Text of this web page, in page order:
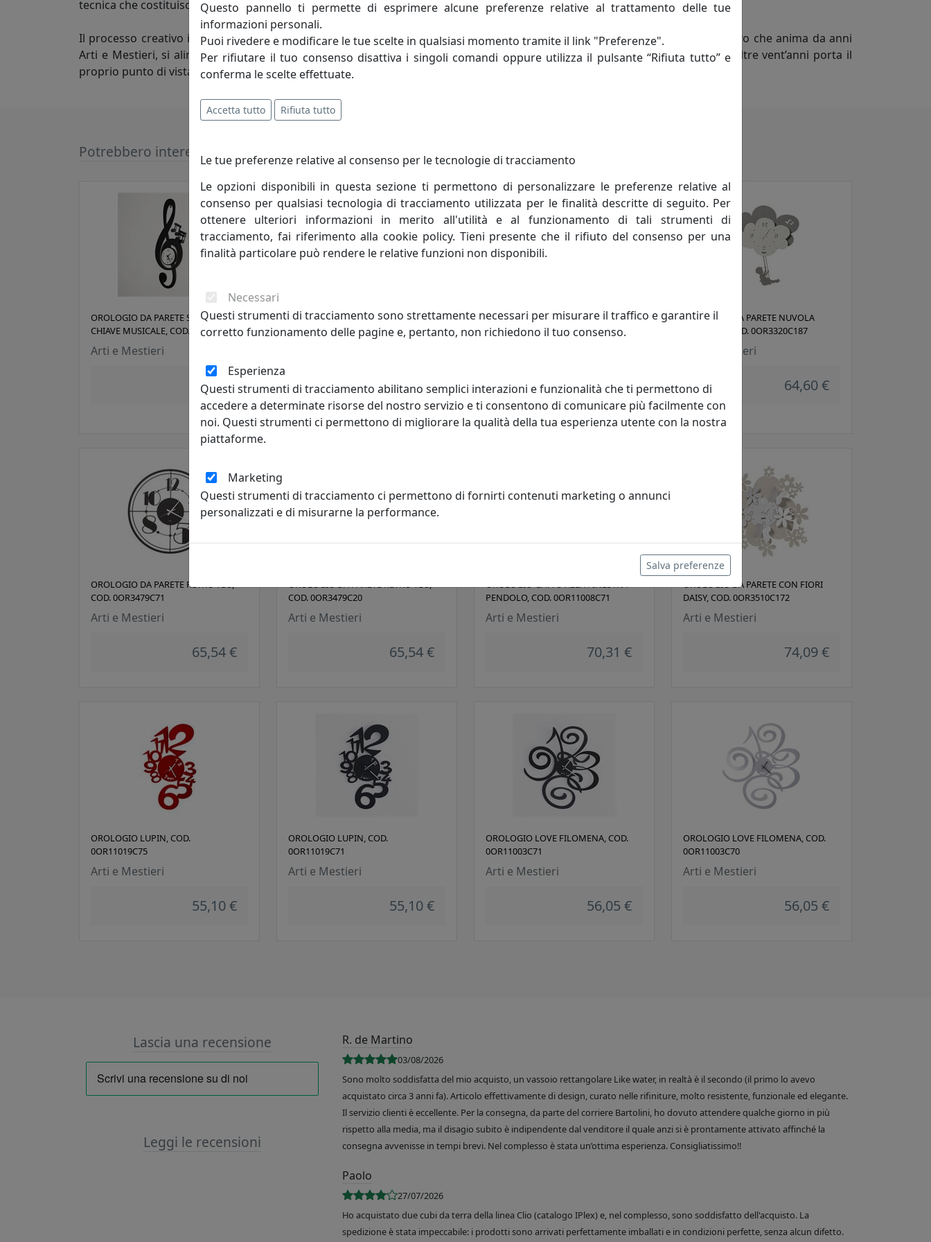
tecnica che costituisce il tratto distintivo del nostro marchio.
Il processo creativo invece attinge a luoghi spesso inaspettati. La creatività di Massimo Tani, depositario dello spirito creativo che anima da anni
Arti e Mestieri, si alimenta di atmosfere e dettagli ludici, talvolta spiazzanti. Accanto a lui Francesco Adriano Pizzi, che da oltre vent’anni porta il
proprio punto di vista nella progettazione di ogni pezzo, aggiungendo una visione personale e raffinata a ogni collezione.
Potrebbero interessarti
OROLOGIO DA PARETE STRANO:
CHIAVE MUSICALE, COD. 0OR3254C71
Arti e Mestieri
75,04 €
OROLOGIO PAPILLON, COD.
0OR3220C26
65,54 €
OROLOGIO SIMBOLICO PICCOLO
ALBERO DELLA VITA, COD.
65,54 €
OROLOGIO DA PARETE NUVOLA
PENDOLO, COD. 0OR3320C187
Arti e Mestieri
64,60 €
OROLOGIO DA PARETE RÉTRO TEO,
COD. 0OR3479C71
Arti e Mestieri
65,54 €
OROLOGIO DA PARETE RÉTRO TEO,
COD. 0OR3479C20
Arti e Mestieri
65,54 €
OROLOGIO GATTO ALLA FINESTRA
PENDOLO, COD. 0OR11008C71
Arti e Mestieri
70,31 €
OROLOGIO DA PARETE CON FIORI
DAISY, COD. 0OR3510C172
Arti e Mestieri
74,09 €
OROLOGIO LUPIN, COD.
0OR11019C75
Arti e Mestieri
55,10 €
OROLOGIO LUPIN, COD.
0OR11019C71
Arti e Mestieri
55,10 €
OROLOGIO LOVE FILOMENA, COD.
0OR11003C71
Arti e Mestieri
56,05 €
OROLOGIO LOVE FILOMENA, COD.
0OR11003C70
Arti e Mestieri
56,05 €
Lascia una recensione
Leggi le recensioni
R. de Martino
03/08/2026
Sono molto soddisfatta del mio acquisto, un vassoio rettangolare Like water, in realtà è il secondo (il primo lo avevo
acquistato circa 3 anni fa). Articolo effettivamente di design, curato nelle rifiniture, molto resistente, funzionale ed elegante.
Il servizio clienti è eccellente. Per la consegna, da parte del corriere Bartolini, ho dovuto attendere qualche giorno in più
rispetto alla media, ma il disagio subito è indipendente dal venditore il quale anzi si è prontamente attivato affinché la
consegna avvenisse in tempi brevi. Nel complesso è stata un’ottima esperienza. Consigliatissimo!!
Paolo
27/07/2026
Ho acquistato due cubi da terra della linea Clio (catalogo IPlex) e, nel complesso, sono soddisfatto dell'acquisto. La
spedizione è stata impeccabile: i prodotti sono arrivati perfettamente imballati e in condizioni perfette, senza alcun difetto.
Questo pannello ti permette di esprimere alcune preferenze relative al trattamento delle tue
informazioni personali.
Puoi rivedere e modificare le tue scelte in qualsiasi momento tramite il link "Preferenze".
Per rifiutare il tuo consenso disattiva i singoli comandi oppure utilizza il pulsante “Rifiuta tutto” e
conferma le scelte effettuate.
Accetta tutto Rifiuta tutto
Le tue preferenze relative al consenso per le tecnologie di tracciamento
Le opzioni disponibili in questa sezione ti permettono di personalizzare le preferenze relative al
consenso per qualsiasi tecnologia di tracciamento utilizzata per le finalità descritte di seguito. Per
ottenere ulteriori informazioni in merito all'utilità e al funzionamento di tali strumenti di
tracciamento, fai riferimento alla cookie policy. Tieni presente che il rifiuto del consenso per una
finalità particolare può rendere le relative funzioni non disponibili.
Necessari
Questi strumenti di tracciamento sono strettamente necessari per misurare il traffico e garantire il
corretto funzionamento delle pagine e, pertanto, non richiedono il tuo consenso.
Esperienza
Questi strumenti di tracciamento abilitano semplici interazioni e funzionalità che ti permettono di
accedere a determinate risorse del nostro servizio e ti consentono di comunicare più facilmente con
noi. Questi strumenti ci permettono di migliorare la qualità della tua esperienza utente con la nostra
piattaforme.
Marketing
Questi strumenti di tracciamento ci permettono di fornirti contenuti marketing o annunci
personalizzati e di misurarne la performance.
Salva preferenze